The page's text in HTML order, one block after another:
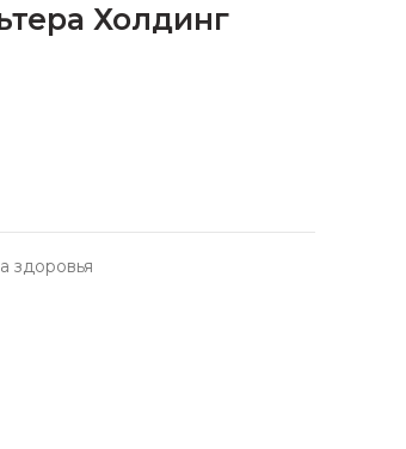
Холдинг
здоровья